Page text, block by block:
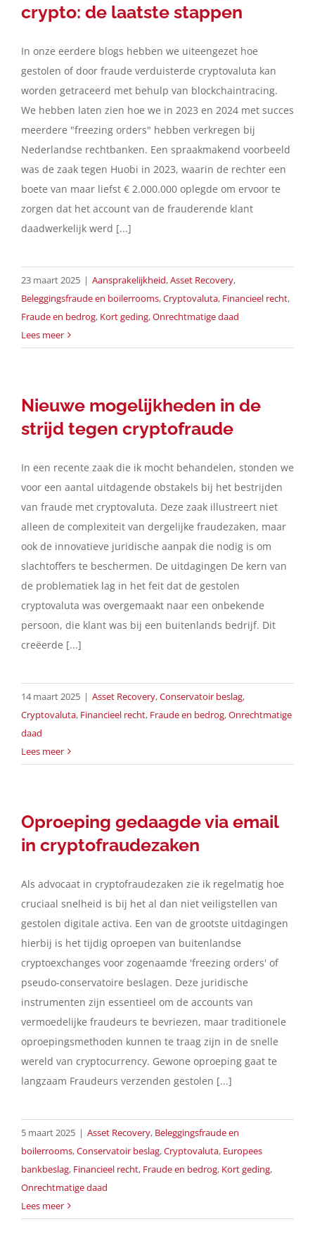
crypto: de laatste stappen
In onze eerdere blogs hebben we uiteengezet hoe
gestolen of door fraude verduisterde cryptovaluta kan
worden getraceerd met behulp van blockchaintracing.
We hebben laten zien hoe we in 2023 en 2024 met succes
meerdere "freezing orders" hebben verkregen bij
Nederlandse rechtbanken. Een spraakmakend voorbeeld
was de zaak tegen Huobi in 2023, waarin de rechter een
boete van maar liefst € 2.000.000 oplegde om ervoor te
zorgen dat het account van de frauderende klant
daadwerkelijk werd [...]
23 maart 2025 | Aansprakelijkheid,Asset Recovery,
Beleggingsfraude en boilerrooms,Cryptovaluta, Financieel recht,
Fraude en bedrog, Kort geding,Onrechtmatige daad
Lees meer
Nieuwe mogelijkheden in de
strijd tegen cryptofraude
In een recente zaak die ik mocht behandelen, stonden we
voor een aantal uitdagende obstakels bij het bestrijden
van fraude met cryptovaluta. Deze zaak illustreert niet
alleen de complexiteit van dergelijke fraudezaken, maar
ook de innovatieve juridische aanpak die nodig is om
slachtoffers te beschermen. De uitdagingen De kern van
de problematiek lag in het feit dat de gestolen
cryptovaluta was overgemaakt naar een onbekende
persoon, die klant was bij een buitenlands bedrijf. Dit
creëerde [...]
14 maart 2025 | Asset Recovery,Conservatoir beslag,
Cryptovaluta, Financieel recht, Fraude en bedrog,Onrechtmatige
daad
Lees meer
Oproeping gedaagde via email
in cryptofraudezaken
Als advocaat in cryptofraudezaken zie ik regelmatig hoe
cruciaal snelheid is bij het al dan niet veiligstellen van
gestolen digitale activa. Een van de grootste uitdagingen
hierbij is het tijdig oproepen van buitenlandse
cryptoexchanges voor zogenaamde 'freezing orders' of
pseudo-conservatoire beslagen. Deze juridische
instrumenten zijn essentieel om de accounts van
vermoedelijke fraudeurs te bevriezen, maar traditionele
oproepingsmethoden kunnen te traag zijn in de snelle
wereld van cryptocurrency. Gewone oproeping gaat te
langzaam Fraudeurs verzenden gestolen [...]
5 maart 2025 | Asset Recovery, Beleggingsfraude en
boilerrooms,Conservatoir beslag,Cryptovaluta, Europees
bankbeslag, Financieel recht, Fraude en bedrog, Kort geding,
Onrechtmatige daad
Lees meer